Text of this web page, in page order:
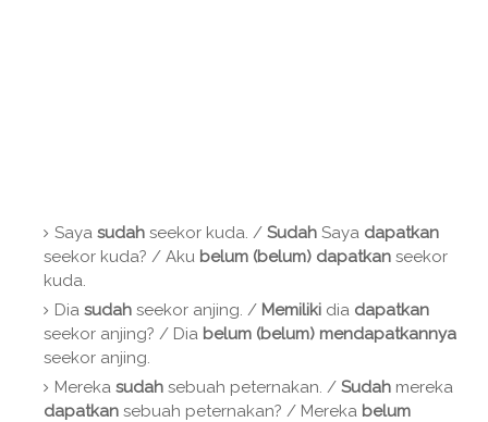
Saya sudah seekor kuda. / Sudah Saya dapatkan
seekor kuda? / Aku belum (belum) dapatkan seekor
kuda.
Dia sudah seekor anjing. / Memiliki dia dapatkan
seekor anjing? / Dia belum (belum) mendapatkannya
seekor anjing.
Mereka sudah sebuah peternakan. / Sudah mereka
dapatkan sebuah peternakan? / Mereka belum